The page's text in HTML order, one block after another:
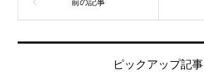
ピックアップ記事